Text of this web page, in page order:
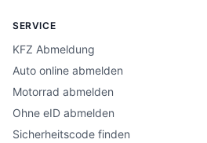
SERVICE
KFZ Abmeldung
Auto online abmelden
Motorrad abmelden
Ohne eID abmelden
Sicherheitscode finden